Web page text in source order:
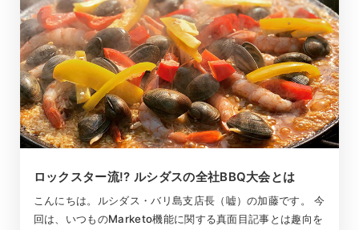
ロックスター流!? ルシダスの全社BBQ大会とは
こんにちは。ルシダス・バリ島支店長（嘘）の加藤です。 今
回は、いつものMarketo機能に関する真面目記事とは趣向を